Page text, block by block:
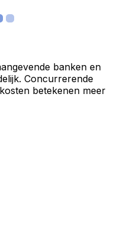
banken en
Concurrerende
betekenen meer